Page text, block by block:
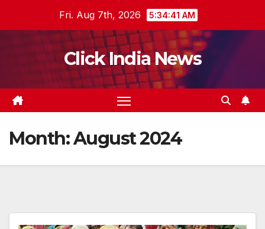
Fri. Aug 7th, 2026 5:34:42 AM
Click India News
Month:August 2024